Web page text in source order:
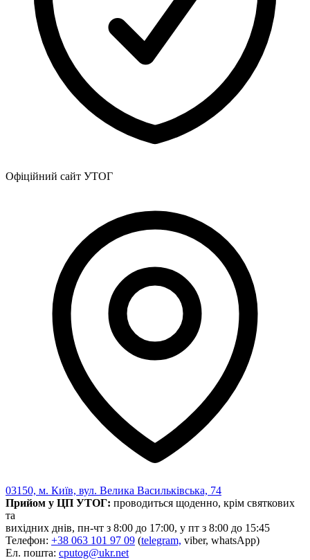
Офіційний сайт УТОГ
03150, м. Київ, вул. Велика Васильківська, 74
Прийом у ЦП УТОГ: проводиться щоденно, крім святкових
та
вихідних днів, пн-чт з 8:00 до 17:00, у пт з 8:00 до 15:45
Телефон: +38 063 101 97 09 (telegram, viber, whatsApp)
Ел. пошта: cputog@ukr.net